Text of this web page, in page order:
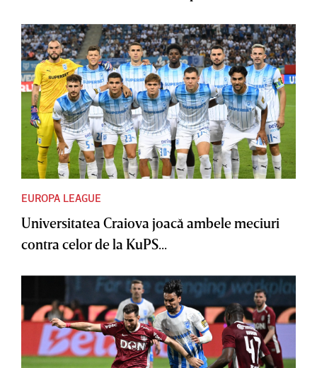
EUROPA LEAGUE
Universitatea Craiova joacă ambele meciuri
contra celor de la KuPS...